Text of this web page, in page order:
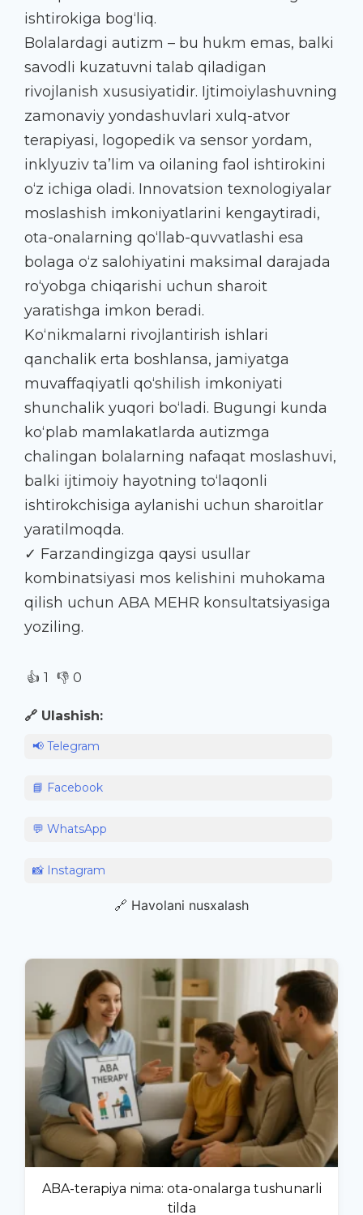
ishtirokiga bog‘liq.
Bolalardagi autizm – bu hukm emas, balki
savodli kuzatuvni talab qiladigan
rivojlanish xususiyatidir. Ijtimoiylashuvning
zamonaviy yondashuvlari xulq-atvor
terapiyasi, logopedik va sensor yordam,
inklyuziv ta’lim va oilaning faol ishtirokini
o‘z ichiga oladi. Innovatsion texnologiyalar
moslashish imkoniyatlarini kengaytiradi,
ota-onalarning qo‘llab-quvvatlashi esa
bolaga o‘z salohiyatini maksimal darajada
ro‘yobga chiqarishi uchun sharoit
yaratishga imkon beradi.
Ko‘nikmalarni rivojlantirish ishlari
qanchalik erta boshlansa, jamiyatga
muvaffaqiyatli qo‘shilish imkoniyati
shunchalik yuqori bo‘ladi. Bugungi kunda
ko‘plab mamlakatlarda autizmga
chalingan bolalarning nafaqat moslashuvi,
balki ijtimoiy hayotning to‘laqonli
ishtirokchisiga aylanishi uchun sharoitlar
yaratilmoqda.
✓ Farzandingizga qaysi usullar
kombinatsiyasi mos kelishini muhokama
qilish uchun ABA MEHR konsultatsiyasiga
yoziling.
👍 1 👎 0
🔗 Ulashish:
📢 Telegram
📘 Facebook
💬 WhatsApp
📸 Instagram
🔗 Havolani nusxalash
ABA-terapiya nima: ota-onalarga tushunarli
tilda